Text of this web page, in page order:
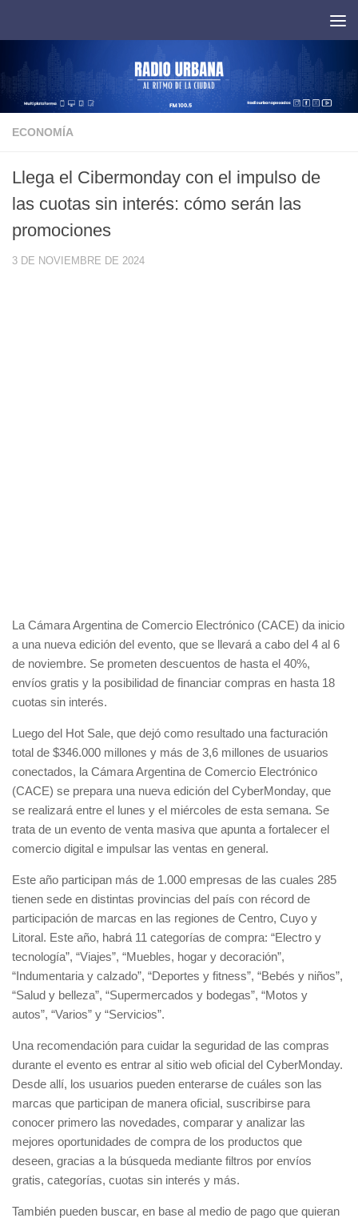
ECONOMÍA
Llega el Cibermonday con el impulso de
las cuotas sin interés: cómo serán las
promociones
3 DE NOVIEMBRE DE 2024
La Cámara Argentina de Comercio Electrónico (CACE) da inicio
a una nueva edición del evento, que se llevará a cabo del 4 al 6
de noviembre. Se prometen descuentos de hasta el 40%,
envíos gratis y la posibilidad de financiar compras en hasta 18
cuotas sin interés.
Luego del Hot Sale, que dejó como resultado una facturación
total de $346.000 millones y más de 3,6 millones de usuarios
conectados, la Cámara Argentina de Comercio Electrónico
(CACE) se prepara una nueva edición del CyberMonday, que
se realizará entre el lunes y el miércoles de esta semana. Se
trata de un evento de venta masiva que apunta a fortalecer el
comercio digital e impulsar las ventas en general.
Este año participan más de 1.000 empresas de las cuales 285
tienen sede en distintas provincias del país con récord de
participación de marcas en las regiones de Centro, Cuyo y
Litoral. Este año, habrá 11 categorías de compra: “Electro y
tecnología”, “Viajes”, “Muebles, hogar y decoración”,
“Indumentaria y calzado”, “Deportes y fitness”, “Bebés y niños”,
“Salud y belleza”, “Supermercados y bodegas”, “Motos y
autos”, “Varios” y “Servicios”.
Una recomendación para cuidar la seguridad de las compras
durante el evento es entrar al sitio web oficial del CyberMonday.
Desde allí, los usuarios pueden enterarse de cuáles son las
marcas que participan de manera oficial, suscribirse para
conocer primero las novedades, comparar y analizar las
mejores oportunidades de compra de los productos que
deseen, gracias a la búsqueda mediante filtros por envíos
gratis, categorías, cuotas sin interés y más.
También pueden buscar, en base al medio de pago que quieran